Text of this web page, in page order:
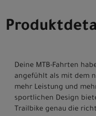
Deine MTB-Fahrten
angefühlt als mit dem
mehr Leistung und
sportlichen Design
Trailbike genau die